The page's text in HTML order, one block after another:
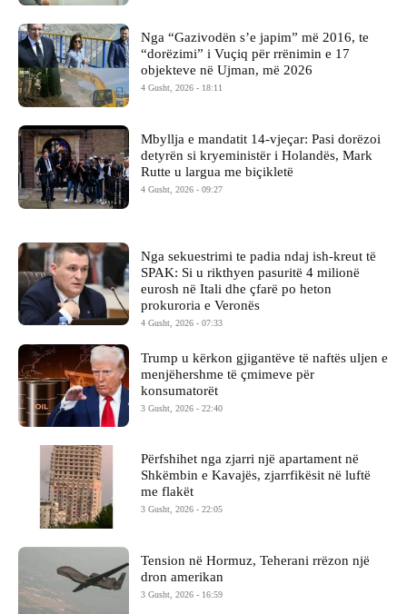
Nga “Gazivodën s’e japim” më 2016, te
“dorëzimi” i Vuçiq për rrënimin e 17
objekteve në Ujman, më 2026
4 Gusht, 2026 - 18:11
Mbyllja e mandatit 14-vjeçar: Pasi dorëzoi
detyrën si kryeministër i Holandës, Mark
Rutte u largua me biçikletë
4 Gusht, 2026 - 09:27
Nga sekuestrimi te padia ndaj ish-kreut të
SPAK: Si u rikthyen pasuritë 4 milionë
eurosh në Itali dhe çfarë po heton
prokuroria e Veronës
4 Gusht, 2026 - 07:33
Trump u kërkon gjigantëve të naftës uljen e
menjëhershme të çmimeve për
konsumatorët
3 Gusht, 2026 - 22:40
Përfshihet nga zjarri një apartament në
Shkëmbin e Kavajës, zjarrfikësit në luftë
me flakët
3 Gusht, 2026 - 22:05
Tension në Hormuz, Teherani rrëzon një
dron amerikan
3 Gusht, 2026 - 16:59